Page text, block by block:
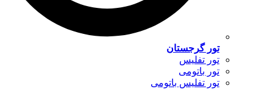
تور گرجستان
تور تفلیس
تور باتومی
تور تفلیس باتومی